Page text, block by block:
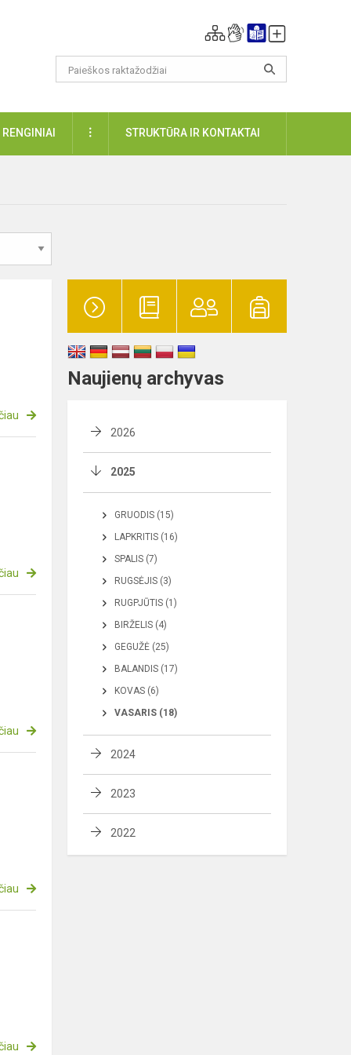
RENGINIAI DAUGIAUSTRUKTŪRA IR KONTAKTAI
Naujienų archyvas
2026
2025
GRUODIS (15)
LAPKRITIS (16)
SPALIS (7)
RUGSĖJIS (3)
RUGPJŪTIS (1)
BIRŽELIS (4)
GEGUŽĖ (25)
BALANDIS (17)
KOVAS (6)
VASARIS (18)
2024
2023
2022